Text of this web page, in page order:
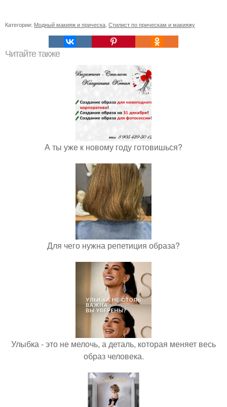
Категории: Модный макияж и прическа, Стилист по прическам и макияжу
Читайте также
А ты уже к новому году готовишься?
Для чего нужна репетиция образа?
Улыбка - это не мелочь, а деталь, которая меняет весь
образ человека.